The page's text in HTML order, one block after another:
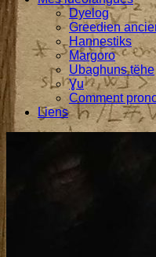
Dyelog
Greedien
Hannestiks
Margoro
Ubaghuns tëhe
Ɣu
Comment
Liens